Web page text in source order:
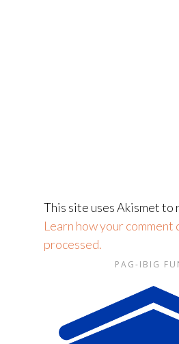
This site uses Akismet to
Learn how your comment
processed.
PAG-IBIG